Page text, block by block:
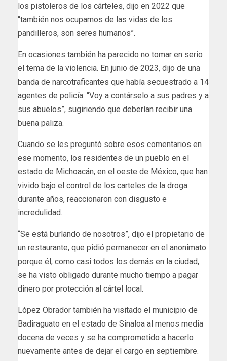
los pistoleros de los cárteles, dijo en 2022 que
“también nos ocupamos de las vidas de los
pandilleros, son seres humanos”.
En ocasiones también ha parecido no tomar en serio
el tema de la violencia. En junio de 2023, dijo de una
banda de narcotraficantes que había secuestrado a 14
agentes de policía: “Voy a contárselo a sus padres y a
sus abuelos”, sugiriendo que deberían recibir una
buena paliza.
Cuando se les preguntó sobre esos comentarios en
ese momento, los residentes de un pueblo en el
estado de Michoacán, en el oeste de México, que han
vivido bajo el control de los carteles de la droga
durante años, reaccionaron con disgusto e
incredulidad.
“Se está burlando de nosotros”, dijo el propietario de
un restaurante, que pidió permanecer en el anonimato
porque él, como casi todos los demás en la ciudad,
se ha visto obligado durante mucho tiempo a pagar
dinero por protección al cártel local.
López Obrador también ha visitado el municipio de
Badiraguato en el estado de Sinaloa al menos media
docena de veces y se ha comprometido a hacerlo
nuevamente antes de dejar el cargo en septiembre.